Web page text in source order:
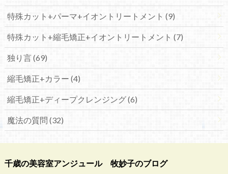
特殊カット+パーマ+イオントリートメント (9)
特殊カット+縮毛矯正+イオントリートメント (7)
独り言 (69)
縮毛矯正+カラー (4)
縮毛矯正+ディープクレンジング (6)
魔法の質問 (32)
千歳の美容室アンジュール 牧妙子のブログ